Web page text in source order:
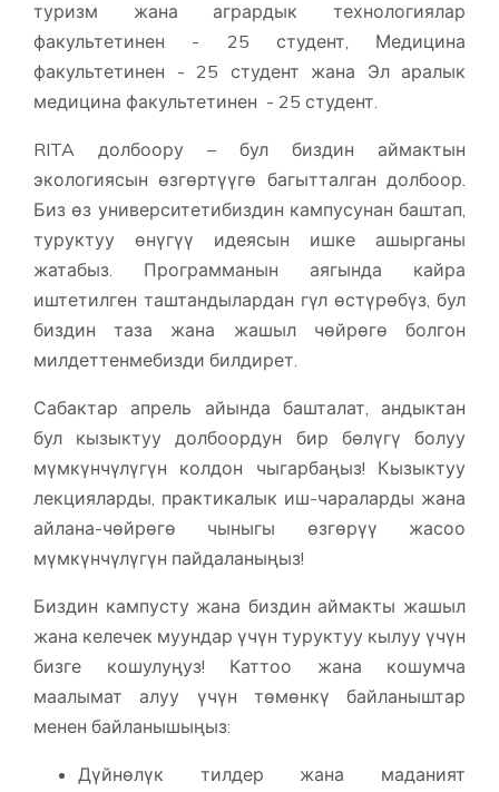
туризм жана агрардык технологиялар
факультетинен - 25 студент, Медицина
факультетинен - 25 студент жана Эл аралык
медицина факультетинен - 25 студент.
RITA долбоору – бул биздин аймактын
экологиясын өзгөртүүгө багытталган долбоор.
Биз өз университетибиздин кампусунан баштап,
туруктуу өнүгүү идеясын ишке ашырганы
жатабыз. Программанын аягында кайра
иштетилген таштандылардан гүл өстүрөбүз, бул
биздин таза жана жашыл чөйрөгө болгон
милдеттенмебизди билдирет.
Сабактар ​​апрель айында башталат, андыктан
бул кызыктуу долбоордун бир бөлүгү болуу
мүмкүнчүлүгүн колдон чыгарбаңыз! Кызыктуу
лекцияларды, практикалык иш-чараларды жана
айлана-чөйрөгө чыныгы өзгөрүү жасоо
мүмкүнчүлүгүн пайдаланыңыз!
Биздин кампусту жана биздин аймакты жашыл
жана келечек муундар үчүн туруктуу кылуу үчүн
бизге кошулуңуз! Каттоо жана кошумча
маалымат алуу үчүн төмөнкү байланыштар
менен байланышыңыз:
Дүйнөлүк тилдер жана маданият